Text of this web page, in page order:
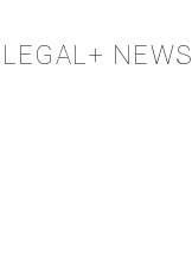
LEGAL+ NEWS